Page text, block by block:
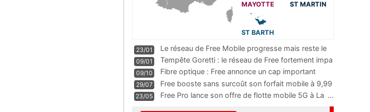
MAYOTTE ST MARTIN
ST BARTH
23/01
Le réseau de Free Mobile progresse mais reste le
m
...
09/01
Tempête Goretti : le réseau de Free fortement impa
09/10
Fibre optique : Free annonce un cap important
pass
...
29/07
Free booste sans surcoût son forfait mobile à 9,99
23/05 Free Pro lance son offre de flotte mobile 5G à La ...